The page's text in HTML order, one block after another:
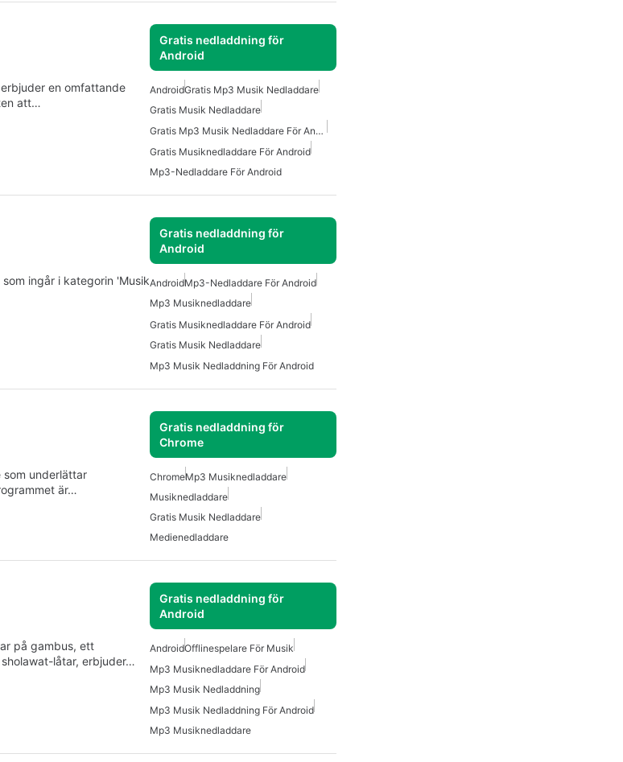
Gratis nedladdning för
Android
en omfattande
att…
AndroidGratis Mp3 Musik Nedladdare
Gratis Musik Nedladdare
Gratis Mp3 Musik Nedladdare För Android
Gratis Musiknedladdare För Android
Mp3-Nedladdare För Android
Gratis nedladdning för
Android
ingår i kategorin 'MusikAndroidMp3-Nedladdare För Android
Mp3 Musiknedladdare
Gratis Musiknedladdare För Android
Gratis Musik Nedladdare
Mp3 Musik Nedladdning För Android
Gratis nedladdning för
Chrome
som underlättar
är…
ChromeMp3 Musiknedladdare
Musiknedladdare
Gratis Musik Nedladdare
Medienedladdare
Gratis nedladdning för
Android
på gambus, ett
låtar, erbjuder…
AndroidOfflinespelare För Musik
Mp3 Musiknedladdare För Android
Mp3 Musik Nedladdning
Mp3 Musik Nedladdning För Android
Mp3 Musiknedladdare